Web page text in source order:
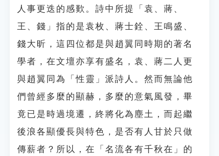
人事更迭的感歎。詩中所提「袁、蔣、
王、錢」指的是袁枚、蔣士銓、王鳴盛、
錢大昕，這四位都是與趙翼同時期的著名
學者，在文壇亦享有盛名，袁、蔣二人更
與趙翼同為「性靈」派詩人。然而無論他
們曾經多麼的顯赫，多麼的意氣風發，畢
竟已是時過境遷，終將化為塵土，而起繼
後浪各顯優長與特色，是否有人甘於只做
傳薪者？所以，在「名流各有千秋在」的